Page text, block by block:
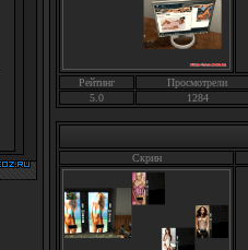
Рейтинг Просмотрели
5.0
1284
Скрин